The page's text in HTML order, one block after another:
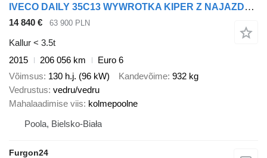
IVECO DAILY 35C13 WYWROTKA KIPER Z NAJAZDAMI NR 925
14 840 € 63 900 PLN
Kallur < 3.5t
2015
206 056 km
Euro 6
Võimsus 130 h.j. (96 kW) Kandevõime 932 kg
Vedrustus vedru/vedru
Mahalaadimise viis kolmepoolne
Poola, Bielsko-Biała
Furgon24